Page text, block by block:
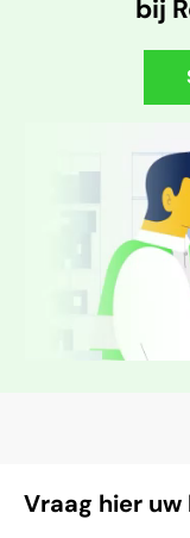
bij
Vraag hier uw